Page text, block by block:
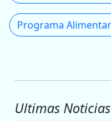
Ultimas Noticias